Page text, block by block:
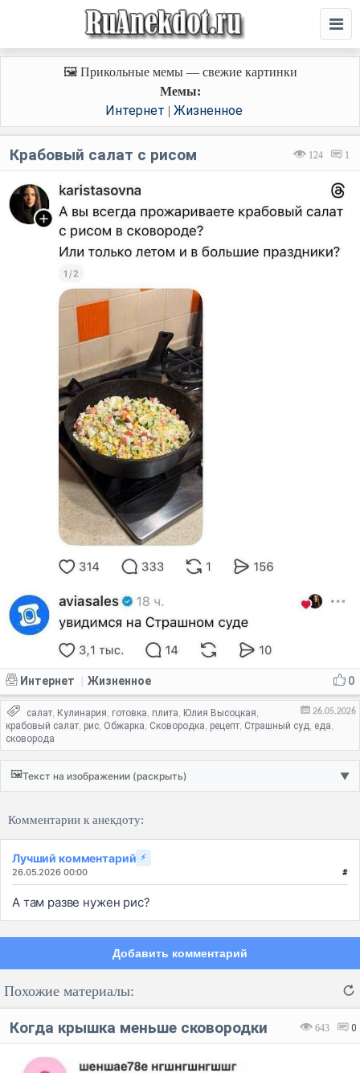
🖼️ Прикольные мемы — свежие картинки
Мемы:
Интернет | Жизненное
124 1
Крабовый салат с рисом
0
Интернет Жизненное
26.05.2026
салат, Кулинария, готовка, плита, Юлия Высоцкая,
крабовый салат, рис, Обжарка, Сковородка, рецепт, Страшный суд, еда,
сковорода
🖼️Текст на изображении (раскрыть) ▼
Комментарии к анекдоту:
Лучший комментарий ⚡
26.05.2026 00:00 #
А там разве нужен рис?
Добавить комментарий
Похожие материалы:
643 0
Когда крышка меньше сковородки